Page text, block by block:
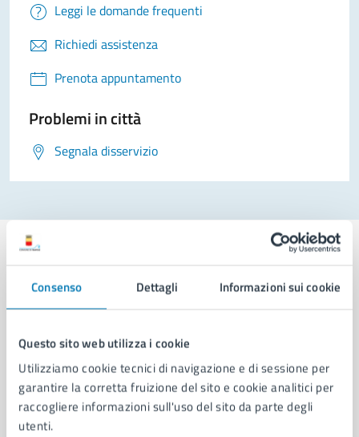
Consenso Dettagli Informazioni sui cookie
Questo sito web utilizza i cookie
Utilizziamo cookie tecnici di navigazione e di sessione per
garantire la corretta fruizione del sito e cookie analitici per
raccogliere informazioni sull'uso del sito da parte degli
utenti.
Leggi le domande frequenti
Richiedi assistenza
Prenota appuntamento
Problemi in città
Segnala disservizio
Comune di Napoli
Aree amministrative
Organi di governo
Municipalità